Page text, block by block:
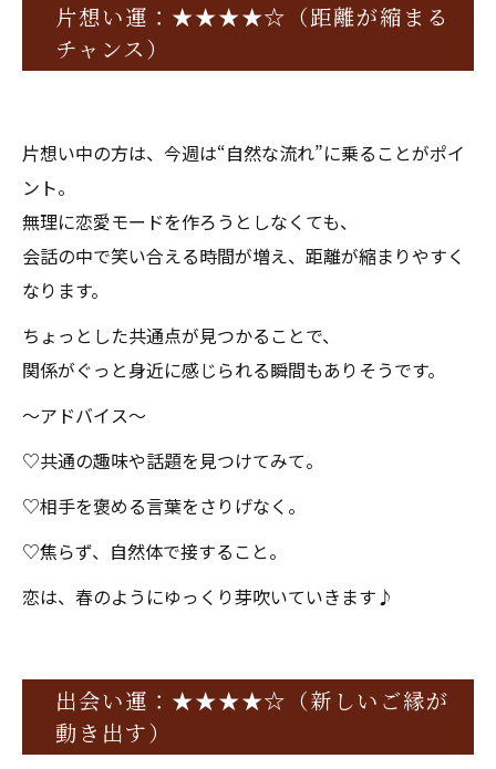
片想い運：★★★★☆（距離が縮まる
チャンス）
片想い中の方は、今週は“自然な流れ”に乗ることがポイ
ント。
無理に恋愛モードを作ろうとしなくても、
会話の中で笑い合える時間が増え、距離が縮まりやすく
なります。
ちょっとした共通点が見つかることで、
関係がぐっと身近に感じられる瞬間もありそうです。
〜アドバイス〜
♡共通の趣味や話題を見つけてみて。
♡相手を褒める言葉をさりげなく。
♡焦らず、自然体で接すること。
恋は、春のようにゆっくり芽吹いていきます♪
出会い運：★★★★☆（新しいご縁が
動き出す）